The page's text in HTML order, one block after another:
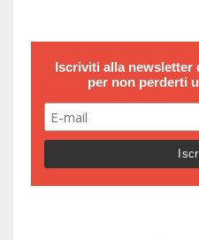
Iscriviti alla newsletter
per non perderti